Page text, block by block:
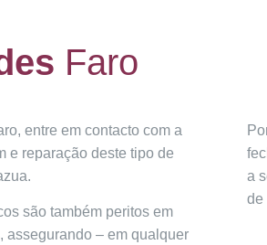
Faro
entre em contacto com a
e reparação deste tipo de
são também peritos em
assegurando – em qualquer
a
de